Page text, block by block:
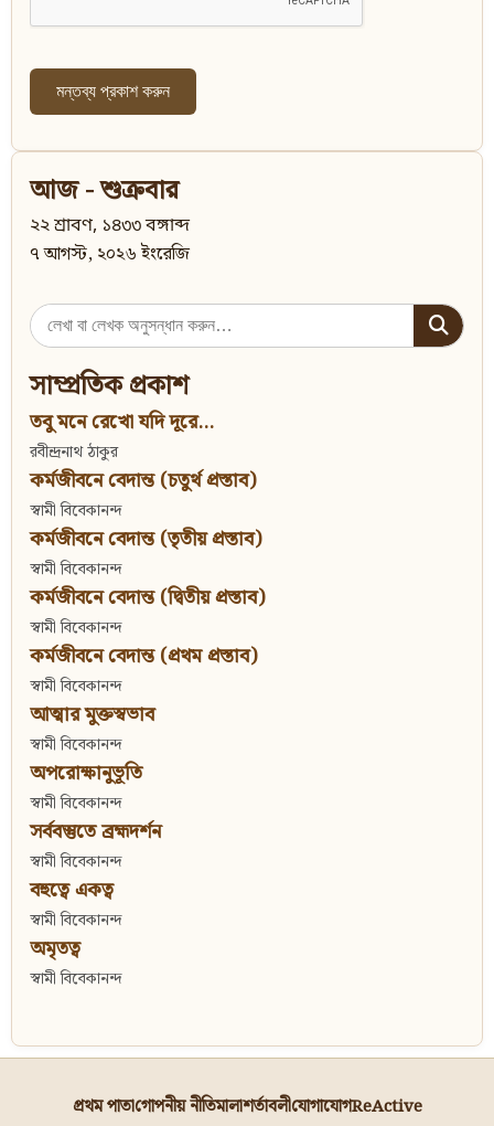
আজ - শুক্রবার
২২ শ্রাবণ, ১৪৩৩ বঙ্গাব্দ
৭ আগস্ট, ২০২৬ ইংরেজি
Search
for:
সাম্প্রতিক প্রকাশ
তবু মনে রেখো যদি দূরে...
রবীন্দ্রনাথ ঠাকুর
কর্মজীবনে বেদান্ত (চতুর্থ প্রস্তাব)
স্বামী বিবেকানন্দ
কর্মজীবনে বেদান্ত (তৃতীয় প্রস্তাব)
স্বামী বিবেকানন্দ
কর্মজীবনে বেদান্ত (দ্বিতীয় প্রস্তাব)
স্বামী বিবেকানন্দ
কর্মজীবনে বেদান্ত (প্রথম প্রস্তাব)
স্বামী বিবেকানন্দ
আত্মার মুক্তস্বভাব
স্বামী বিবেকানন্দ
অপরোক্ষানুভূতি
স্বামী বিবেকানন্দ
সর্ববস্তুতে ব্রহ্মদর্শন
স্বামী বিবেকানন্দ
বহুত্বে একত্ব
স্বামী বিবেকানন্দ
অমৃতত্ব
স্বামী বিবেকানন্দ
প্রথম পাতাগোপনীয় নীতিমালাশর্তাবলীযোগাযোগReActive